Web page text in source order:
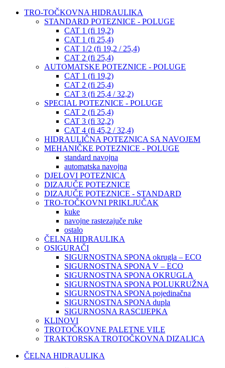
TRO-TOČKOVNA HIDRAULIKA
STANDARD POTEZNICE - POLUGE
CAT 1 (fi 19,2)
CAT 1 (fi 25,4)
CAT 1/2 (fi 19,2 / 25,4)
CAT 2 (fi 25,4)
AUTOMATSKE POTEZNICE - POLUGE
CAT 1 (fi 19,2)
CAT 2 (fi 25,4)
CAT 3 (fi 25,4 / 32,2)
SPECIAL POTEZNICE - POLUGE
CAT 2 (fi 25,4)
CAT 3 (fi 32,2)
CAT 4 (fi 45,2 / 32,4)
HIDRAULIČNA POTEZNICA SA NAVOJEM
MEHANIČKE POTEZNICE - POLUGE
standard navojna
automatska navojna
DJELOVI POTEZNICA
DIZAJUČE POTEZNICE
DIZAJUČE POTEZNICE - STANDARD
TRO-TOČKOVNI PRIKLJUČAK
kuke
navojne rastezajuče ruke
ostalo
ČELNA HIDRAULIKA
OSIGURAČI
SIGURNOSTNA SPONA okrugla – ECO
SIGURNOSTNA SPONA V – ECO
SIGURNOSTNA SPONA OKRUGLA
SIGURNOSTNA SPONA POLUKRUŽNA
SIGURNOSTNA SPONA pojedinačna
SIGURNOSTNA SPONA dupla
SIGURNOSNA RASCIJEPKA
KLINOVI
TROTOČKOVNE PALETNE VILE
TRAKTORSKA TROTOČKOVNA DIZALICA
ČELNA HIDRAULIKA